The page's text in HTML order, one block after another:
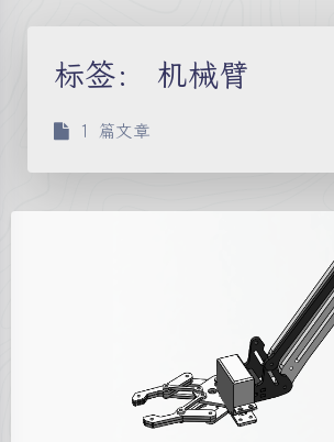
标签： 机械臂
1 篇文章